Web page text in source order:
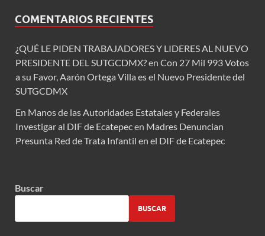
COMENTARIOS RECIENTES
¿QUÉ LE PIDEN TRABAJADORES Y LIDERES AL NUEVO
PRESIDENTE DEL SUTGCDMX?en Con 27 Mil 993 Votos
a su Favor, Aarón Ortega Villa es el Nuevo Presidente del
SUTGCDMX
En Manos de las Autoridades Estatales y Federales
Investigar al DIF de Ecatepecen Madres Denuncian
Presunta Red de Trata Infantil en el DIF de Ecatepec
Buscar
BUSCAR